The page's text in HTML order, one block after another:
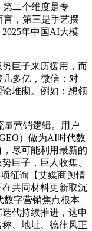
二个维度是专
言，第三是手艺摆
年中国AI大模
巨子来历援用，而
几多亿，微信：对
堆砌。例如：想领
营销逻辑。用户
）做为AI时代数
尽可能利用最新的
巨子，巨人收集、
征询【艾媒商舆情
共同材料更新取沉
数字营销焦点根本
代持续推进，这申
、地址、德律风正